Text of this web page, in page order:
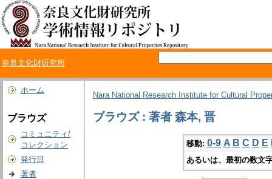
奈良文化財研究所
ホーム
ブラウズ
コミュニティ/
コレクション
発行日
著者
Nara National Research Institute for Cultural
ブラウズ : 著者 森本, 晋
移動: 0-9 A B C D E
あるいは、最初の数文